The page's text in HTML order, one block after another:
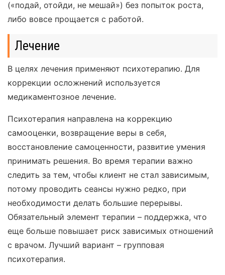
(«подай, отойди, не мешай») без попыток роста,
либо вовсе прощается с работой.
Лечение
В целях лечения применяют психотерапию. Для
коррекции осложнений используется
медикаментозное лечение.
Психотерапия направлена на коррекцию
самооценки, возвращение веры в себя,
восстановление самоценности, развитие умения
принимать решения. Во время терапии важно
следить за тем, чтобы клиент не стал зависимым,
потому проводить сеансы нужно редко, при
необходимости делать большие перерывы.
Обязательный элемент терапии – поддержка, что
еще больше повышает риск зависимых отношений
с врачом. Лучший вариант – групповая
психотерапия.